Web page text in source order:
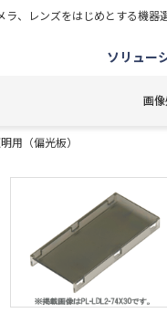
、レンズをはじめとする機器
ソリュー
画
用（偏光板）